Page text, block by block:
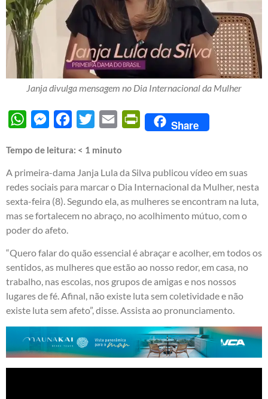
Janja divulga mensagem no Dia Internacional da Mulher
WhatsAppMessengerFacebook
Twitter Email PrintFriendly
Share
Tempo de leitura: < 1 minuto
A primeira-dama Janja Lula da Silva publicou vídeo em suas
redes sociais para marcar o Dia Internacional da Mulher, nesta
sexta-feira (8). Segundo ela, as mulheres se encontram na luta,
mas se fortalecem no abraço, no acolhimento mútuo, com o
poder do afeto.
“Quero falar do quão essencial é abraçar e acolher, em todos os
sentidos, as mulheres que estão ao nosso redor, em casa, no
trabalho, nas escolas, nos grupos de amigas e nos nossos
lugares de fé. Afinal, não existe luta sem coletividade e não
existe luta sem afeto”, disse. Assista ao pronunciamento.